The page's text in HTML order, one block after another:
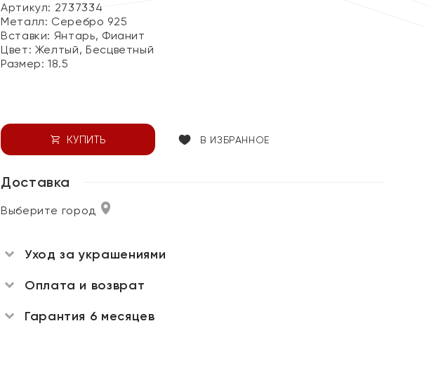
Артикул: 2737334
Металл: Серебро 925
Вставки: Янтарь, Фианит
Цвет: Желтый, Бесцветный
Размер:18.5
КУПИТЬ В ИЗБРАННОЕ
Доставка
Выберите город
Уход за украшениями
Оплата и возврат
Гарантия 6 месяцев